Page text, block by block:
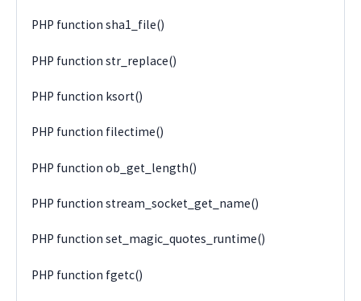
PHP function sha1_file()
PHP function str_replace()
PHP function ksort()
PHP function filectime()
PHP function ob_get_length()
PHP function stream_socket_get_name()
PHP function set_magic_quotes_runtime()
PHP function fgetc()